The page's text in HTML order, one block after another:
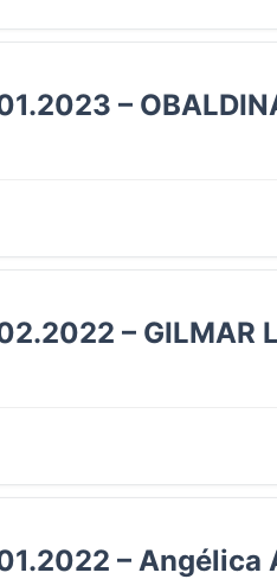
–
– GILMAR
– Angélica